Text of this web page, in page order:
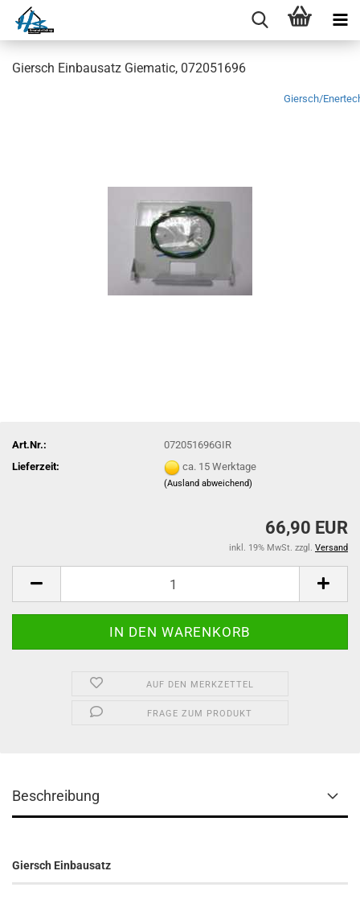
Giersch Einbausatz Giematic, 072051696
Giersch/
Art.Nr.:
072051696GIR
Lieferzeit:
ca. 15 Werktage
(Ausland abweichend)
66,90 EUR
inkl. 19% MwSt. zzgl. Versand
AUF DEN MERKZETTEL
FRAGE ZUM PRODUKT
Beschreibung
Giersch Einbausatz